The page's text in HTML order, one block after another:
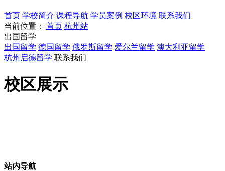
首页 学校简介 课程导航 学员案例 校区环境 联系我们
当前位置：
首页 杭州站
出国留学
出国留学 德国留学 俄罗斯留学 爱尔兰留学 澳大利亚留学
杭州启德留学 联系我们
校区展示
站内导航